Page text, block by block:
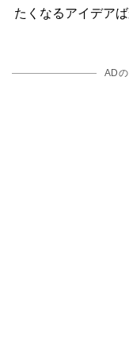
たくなるアイデアば
AD